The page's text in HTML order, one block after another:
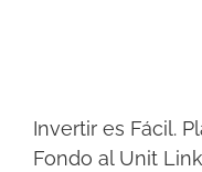
Invertir es Fácil.
Fondo al Unit